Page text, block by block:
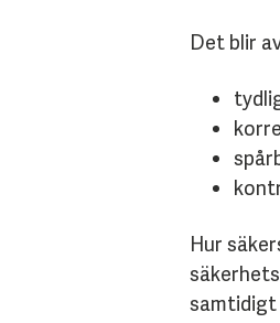
Det blir
Hur
samtidigt